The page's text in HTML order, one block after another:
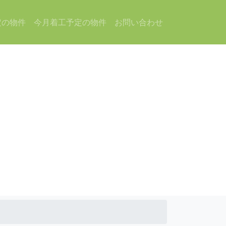
物件 今月着工予定の物件 お問い合わせ